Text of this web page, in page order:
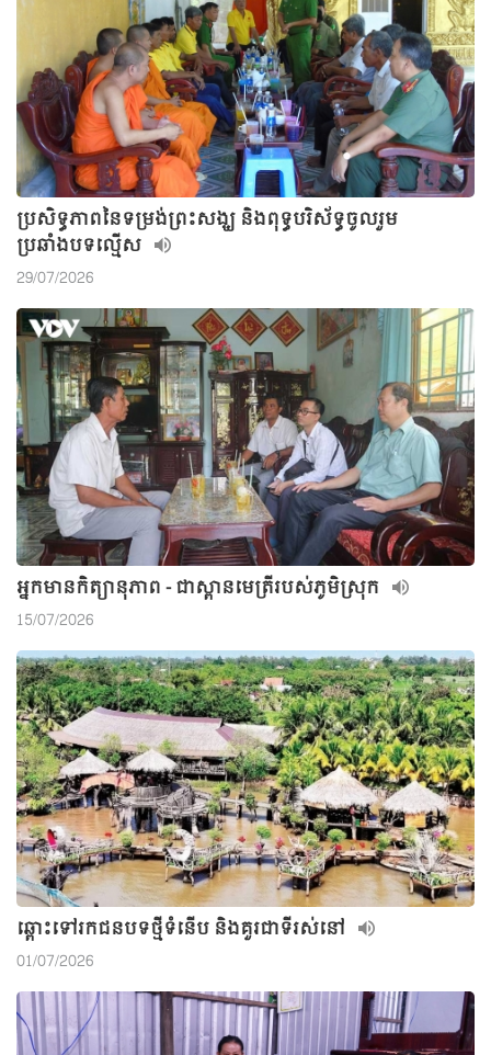
ប្រសិទ្ធភាពនៃទម្រង់ព្រះសង្ឃ និងពុទ្ធបរិស័ទ្ធចូលរួម
ប្រឆាំងបទល្មើស
29/07/2026
អ្នកមានកិត្យានុភាព - ជាស្ពានមេត្រីរបស់ភូមិស្រុក
15/07/2026
ឆ្ពោះទៅរកជនបទថ្មីទំនើប និងគួរជាទីរស់នៅ
01/07/2026